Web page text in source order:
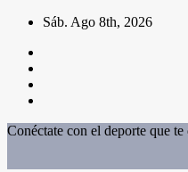
Saltar
contenido
Sáb. Ago 8th, 2026
Conéctate con el deporte que